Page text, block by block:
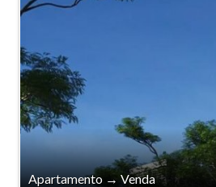
Apartamento → Venda